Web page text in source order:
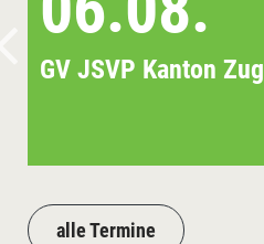
GV JSVP Kanton Zug
alle Termine